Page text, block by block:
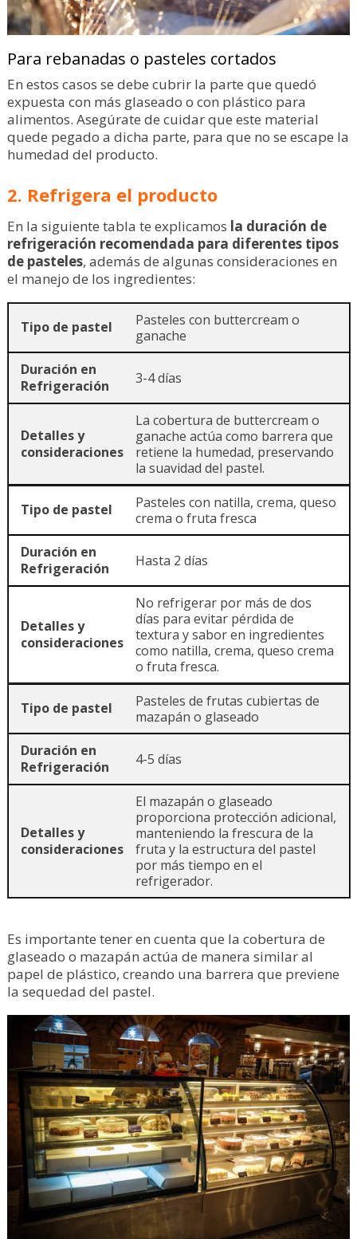
Para rebanadas o pasteles cortados
En estos casos se debe cubrir la parte que quedó
expuesta con más glaseado o con plástico para
alimentos. Asegúrate de cuidar que este material
quede pegado a dicha parte, para que no se escape la
humedad del producto.
2. Refrigera el producto
En la siguiente tabla te explicamos la duración de
refrigeración recomendada para diferentes tipos
de pasteles, además de algunas consideraciones en
el manejo de los ingredientes:
Pasteles con buttercream o
ganache
3-4 días
La cobertura de buttercream o
ganache actúa como barrera que
retiene la humedad, preservando
la suavidad del pastel.
Pasteles con natilla, crema, queso
crema o fruta fresca
Hasta 2 días
No refrigerar por más de dos
días para evitar pérdida de
textura y sabor en ingredientes
como natilla, crema, queso crema
o fruta fresca.
Pasteles de frutas cubiertas de
mazapán o glaseado
4-5 días
El mazapán o glaseado
proporciona protección adicional,
manteniendo la frescura de la
fruta y la estructura del pastel
por más tiempo en el
refrigerador.
Es importante tener en cuenta que la cobertura de
glaseado o mazapán actúa de manera similar al
papel de plástico, creando una barrera que previene
la sequedad del pastel.